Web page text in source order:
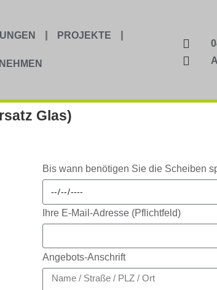
PROJEKTE
Glas)
Bis wann benötigen Sie die Scheiben
Ihre E-Mail-Adresse (Pflichtfeld)
Angebots-Anschrift